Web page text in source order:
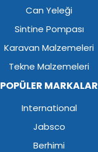
Can Yeleği
Sintine Pompası
Karavan Malzemeleri
Tekne Malzemeleri
POPÜLER MARKALAR
International
Jabsco
Berhimi